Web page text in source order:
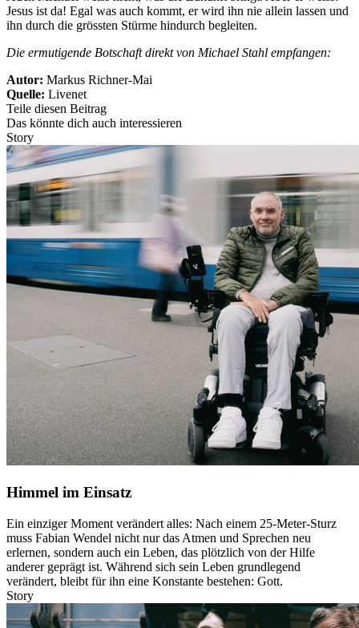
Jesus ist da! Egal was auch kommt, er wird ihn nie allein lassen und
ihn durch die grössten Stürme hindurch begleiten.
Die ermutigende Botschaft direkt von Michael Stahl empfangen:
Autor: Markus Richner-Mai
Quelle: Livenet
Teile diesen Beitrag
Das könnte dich auch interessieren
Story
Himmel im Einsatz
Ein einziger Moment verändert alles: Nach einem 25-Meter-Sturz
muss Fabian Wendel nicht nur das Atmen und Sprechen neu
erlernen, sondern auch ein Leben, das plötzlich von der Hilfe
anderer geprägt ist. Während sich sein Leben grundlegend
verändert, bleibt für ihn eine Konstante bestehen: Gott.
Story